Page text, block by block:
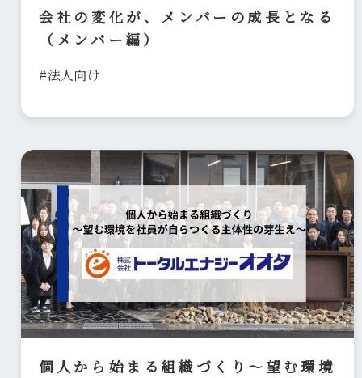
会社の変化が、メンバーの成長となる
（メンバー編）
#法人向け
個人から始まる組織づくり〜望む環境